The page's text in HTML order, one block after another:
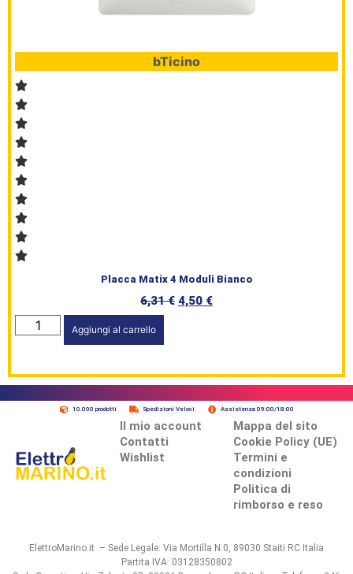
bTicino
Placca Matix 4 Moduli Bianco
6,31€ 4,50 €
Aggiungi al carrello
10.000 prodotti Spedizioni Veloci Assistenza 09:00/18:00
Il mio account
Contatti
Wishlist
Mappa del sito
Cookie Policy (UE)
Termini e
condizioni
Politica di
rimborso e reso
ElettroMarino.it – Sede Legale: Via Mortilla N.0, 89030 Staiti RC Italia
Partita IVA: 03128350802